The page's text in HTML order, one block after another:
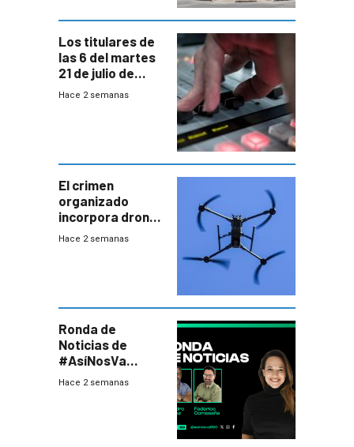
Los titulares de
las 6 del martes
21 de julio de
2026
Hace 2 semanas
El crimen
organizado
incorpora drones
y abre un nuevo
Hace 2 semanas
Ronda de
Noticias de
#AsíNosVa
(20/7/26)
Hace 2 semanas